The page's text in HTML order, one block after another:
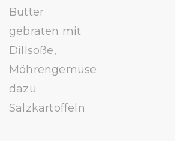
Butter
gebraten mit
Dillsoße,
Möhrengemüse
dazu
Salzkartoffeln